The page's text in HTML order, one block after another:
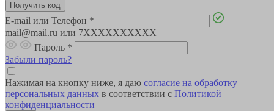
E-mail или Телефон *
mail@mail.ru или 7XXXXXXXXXX
Пароль *
Забыли пароль?
Нажимая на кнопку ниже, я даю согласие на обработку
персональных данных в соответствии с Политикой
конфиденциальности